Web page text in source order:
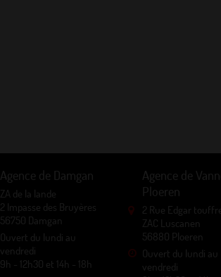
Agence de Damgan
ZA de la lande
2 Impasse des Bruyères
56750 Damgan
Ouvert du lundi au
vendredi
9h - 12h30 et 14h - 18h
Agence de
Ploeren
2 Rue Edgar
ZAC Luscanen
56880 Ploeren
Ouvert du lundi au
vendredi